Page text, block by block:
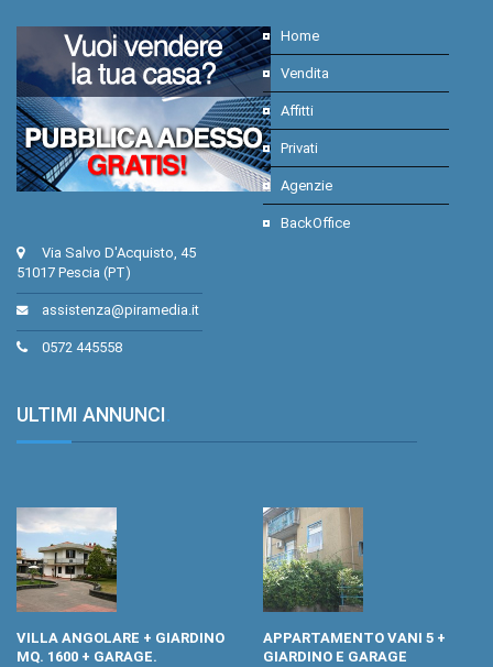
Via Salvo D'Acquisto, 45
51017 Pescia (PT)
assistenza@piramedia.it
0572 445558
Home
Vendita
Affitti
Privati
Agenzie
BackOffice
ULTIMI ANNUNCI.
VILLA ANGOLARE + GIARDINO
MQ. 1600 + GARAGE.
APPARTAMENTO VANI 5 +
GIARDINO E GARAGE